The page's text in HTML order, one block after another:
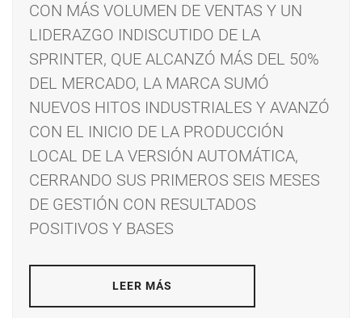
CON MÁS VOLUMEN DE VENTAS Y UN
LIDERAZGO INDISCUTIDO DE LA
SPRINTER, QUE ALCANZÓ MÁS DEL 50%
DEL MERCADO, LA MARCA SUMÓ
NUEVOS HITOS INDUSTRIALES Y AVANZÓ
CON EL INICIO DE LA PRODUCCIÓN
LOCAL DE LA VERSIÓN AUTOMÁTICA,
CERRANDO SUS PRIMEROS SEIS MESES
DE GESTIÓN CON RESULTADOS
POSITIVOS Y BASES
LEER MÁS